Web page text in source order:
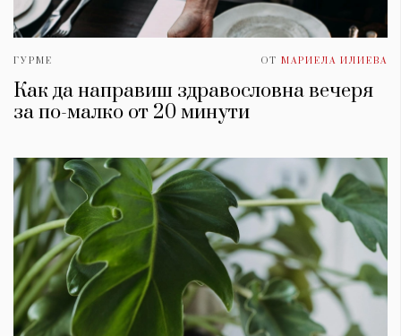
ГУРМЕ ОТ МАРИЕЛА ИЛИЕВА
Как да направиш здравословна вечеря
за по-малко от 20 минути